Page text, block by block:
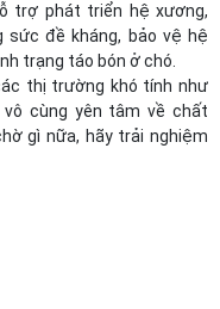
trợ phát triển hệ xương,
đề kháng, bảo vệ hệ
trạng táo bón ở chó.
thị trường khó tính như
cùng yên tâm về chất
gì nữa, hãy trải nghiệm